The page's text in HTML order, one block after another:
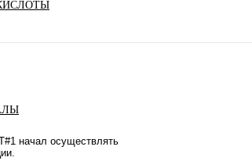
начал осуществлять